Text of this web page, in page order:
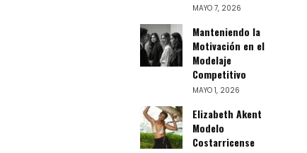
MAYO 7, 2026
Manteniendo la
Motivación en el
Modelaje
Competitivo
MAYO 1, 2026
Elizabeth Akent
Modelo
Costarricense